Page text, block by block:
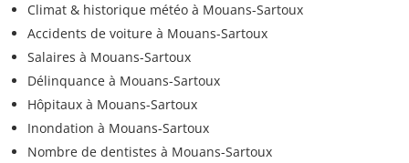
Climat & historique météo à Mouans-Sartoux
Accidents de voiture à Mouans-Sartoux
Salaires à Mouans-Sartoux
Délinquance à Mouans-Sartoux
Hôpitaux à Mouans-Sartoux
Inondation à Mouans-Sartoux
Nombre de dentistes à Mouans-Sartoux